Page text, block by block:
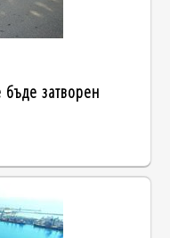
затворен